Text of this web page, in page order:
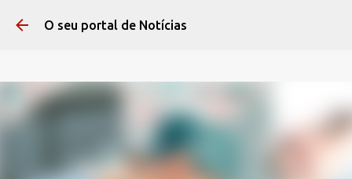
O seu portal de Notícias